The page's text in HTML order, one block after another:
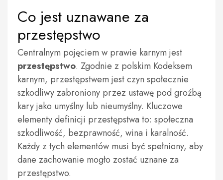
Co jest uznawane za
przestępstwo
Centralnym pojęciem w prawie karnym jest
przestępstwo. Zgodnie z polskim Kodeksem
karnym, przestępstwem jest czyn społecznie
szkodliwy zabroniony przez ustawę pod groźbą
kary jako umyślny lub nieumyślny. Kluczowe
elementy definicji przestępstwa to: społeczna
szkodliwość, bezprawność, wina i karalność.
Każdy z tych elementów musi być spełniony, aby
dane zachowanie mogło zostać uznane za
przestępstwo.